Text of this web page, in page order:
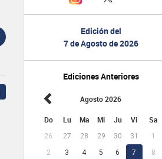
Edición del
7 de Agosto de 2026
Ediciones Anteriores
Agosto 2026
Do Lu Ma Mi Ju Vi Sa
26 27 28 29 30 31
1
2
3 4 5 6 7
8